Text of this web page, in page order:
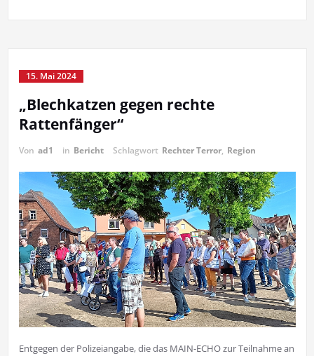
15. Mai 2024
„Blechkatzen gegen rechte
Rattenfänger“
Von ad1 in Bericht Schlagwort Rechter Terror, Region
Entgegen der Polizeiangabe, die das MAIN-ECHO zur Teilnahme an